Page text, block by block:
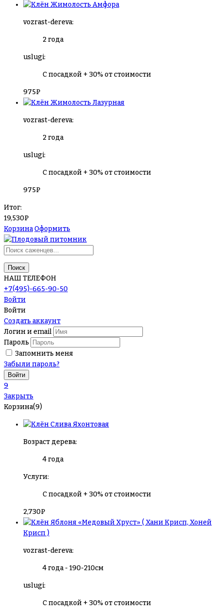
Жимолость Амфора
vozrast-dereva:
2 года
uslugi:
С посадкой + 30% от стоимости
975₽
Жимолость Лазурная
vozrast-dereva:
2 года
uslugi:
С посадкой + 30% от стоимости
975₽
Итог:
19,530₽
КорзинаОформить
Поиск
НАШ ТЕЛЕФОН
+7(495)-665-90-50
Войти
Войти
Создать аккаунт
Логин и email
Пароль
Запомнить меня
Забыли пароль?
9
Закрыть
Корзина(9)
Слива Яхонтовая
Возраст дерева:
4 года
Услуги:
С посадкой + 30% от стоимости
2,730₽
Яблоня «Медовый Хруст» ( Хани Крисп, Хоней
Крисп )
vozrast-dereva:
4 года - 190-210см
uslugi:
С посадкой + 30% от стоимости